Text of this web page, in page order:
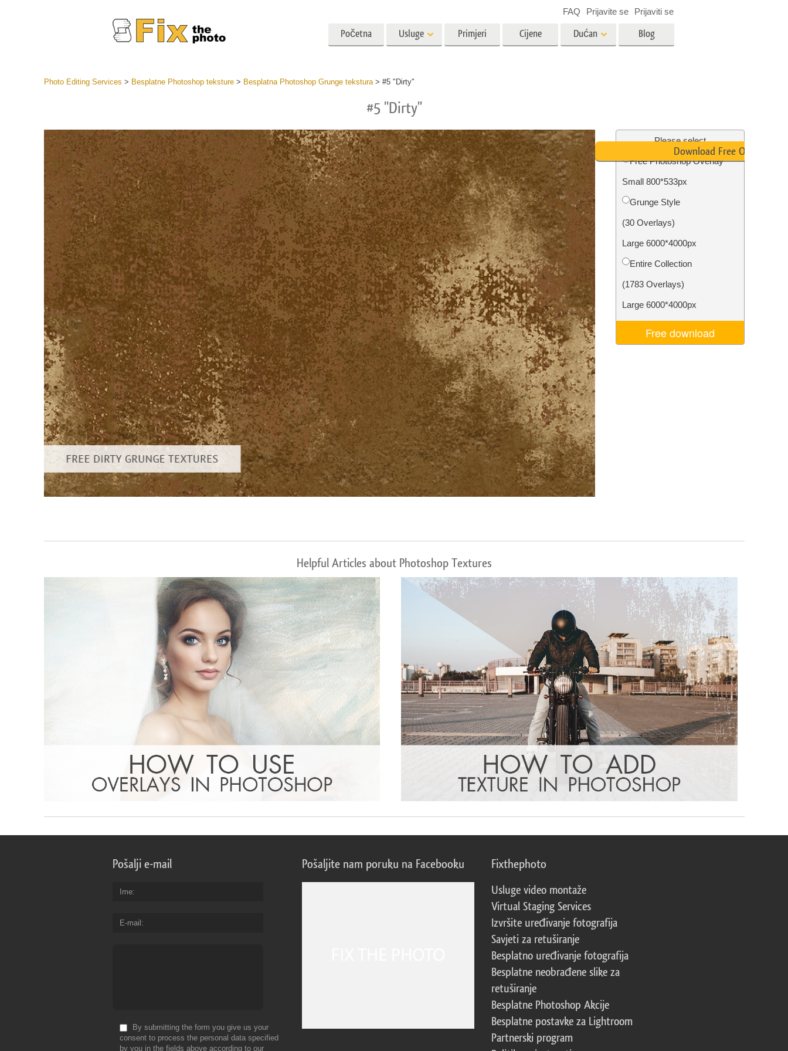
Početna Usluge
novorođenčeta
Uređivanje vjenčanih fotografija
Modeli za odjeću generirani
umjetnom inteligencijom
Manipulacija fotografijama Obnova fotografija
Uređivanje fotografija proizvoda Uređivanje fotografija nakita Podaci za obuku AI Video Editing Services
Primjeri Cijene Dućan
Predpostavke najbolje
ponude
Mobilne Presets
Photoshop Akcije
Photoshop slojevi
Photoshop teksture
Cijele zbirke Ps Actions
Cijeli paketi Ps slojeva
Valentinovo čestitke
Pozivnice za vjenčanje
Pozivnica na dječju zabavu
Blog
FAQ Prijavite se Prijaviti se
Photo Editing Services > Besplatne Photoshop teksture> Besplatna Photoshop Grunge tekstura> #5 "Dirty"
#5 "Dirty"
Please select
Free Photoshop Overlay
Small 800*533px
Grunge Style
(30 Overlays)
Large 6000*4000px
Entire Collection
(1783 Overlays)
Large 6000*4000px
Free download
Download Free Overlay
Helpful Articles about Photoshop Textures
Pošalji e-mail
Ime
E-mail
By submitting the form you give us your
consent to process the personal data specified
by you in the fields above according to our
Pošaljite nam poruku na Facebooku Fixthephoto
Usluge video montaže
Virtual Staging Services
Izvršite uređivanje fotografija
Savjeti za retuširanje
Besplatno uređivanje fotografija
Besplatne neobrađene slike za
retuširanje
Besplatne Photoshop Akcije
Besplatne postavke za Lightroom
Partnerski program